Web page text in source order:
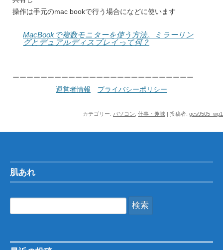
操作は手元のmac bookで行う場合になどに使います
MacBookで複数モニターを使う方法。ミラーリン
グとデュアルディスプレイって何？
ーーーーーーーーーーーーーーーーーーーーーーーーーー
運営者情報
プライバシーポリシー
カテゴリー: パソコン 仕事・趣味 | 投稿者: gcs9505_wp1
肌あれ
索: